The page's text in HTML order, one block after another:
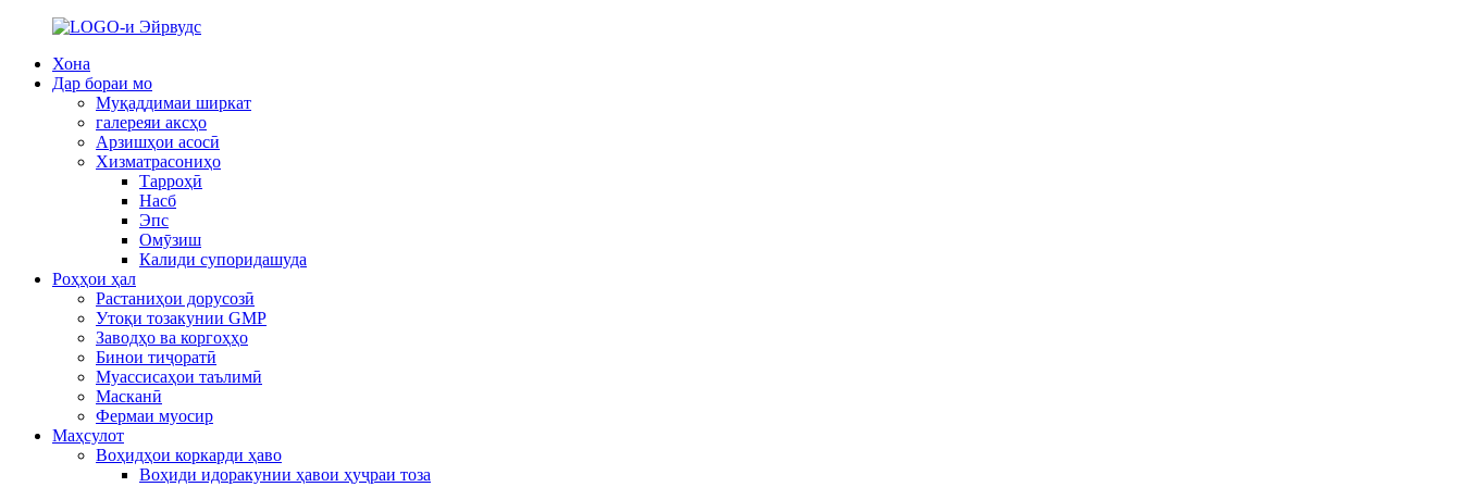
Хона
Дар бораи мо
Муқаддимаи ширкат
галереяи аксҳо
Арзишҳои асосӣ
Хизматрасониҳо
Тарроҳӣ
Насб
Эпс
Омӯзиш
Калиди супоридашуда
Роҳҳои ҳал
Растаниҳои дорусозӣ
Утоқи тозакунии GMP
Заводҳо ва коргоҳҳо
Бинои тиҷоратӣ
Муассисаҳои таълимӣ
Масканӣ
Фермаи муосир
Маҳсулот
Воҳидҳои коркарди ҳаво
Воҳиди идоракунии ҳавои ҳуҷраи тоза